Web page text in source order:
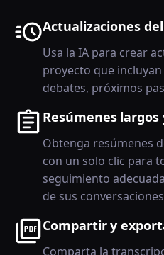
Actualizaciones
Usa la IA para crear
proyecto que
debates, próximos
Resúmenes largos
Obtenga resúmenes
con un solo clic para
seguimiento
de sus
Compartir y
Comparta la